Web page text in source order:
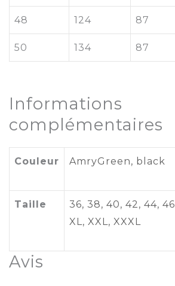
48 124 87
50 134 87
Informations
complémentaires
Couleur AmryGreen, black
Taille 36, 38, 40, 42, 44, 46
XL, XXL, XXXL
Avis